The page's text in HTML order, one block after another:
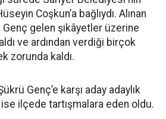
Coşkun’a bağlıydı. Alınan
gelen şikâyetler üzerine
ve ardından verdiği birçok
zorunda kaldı.
Genç’e karşı aday adaylık
ilçede tartışmalara eden oldu.